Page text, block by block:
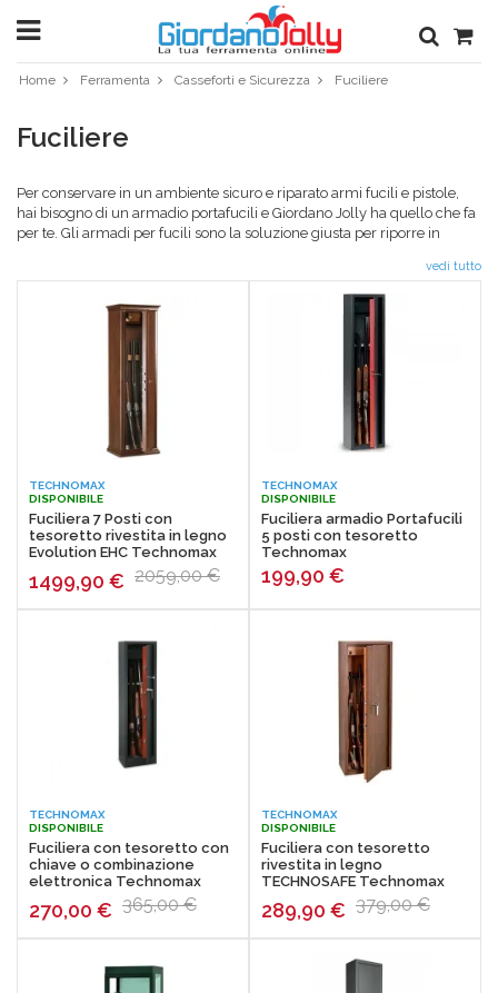
Home Ferramenta Casseforti e Sicurezza Fuciliere
Fuciliere
Per conservare in un ambiente sicuro e riparato armi fucili e pistole,
hai bisogno di un armadio portafucili e Giordano Jolly ha quello che fa
per te. Gli armadi per fucili sono la soluzione giusta per riporre in
conformi alle normative vigenti. Giordano Jolly ti aiuta a trovare il
portafucili perfetto per te. Le fuciliere sono pensate per ottimizzare gli
spazi preservando le armi. Sono dei veri e propri armadi blindati, il
design e la qualità dei portafucili si adattano perfettamente allo stile
della tua casa. Da anni Giordano Jolly si offre di portare nelle nostre
case la migliore ferramenta seleziondo le più importanti marche al
miglior prezzo. Online trovi tutti i prodotti perfetti per la sicurezza della
tua casa. Scegli i portafucili blindati pensati per te e per la
. Sfoglia il catalogo di Giordano Jolly.
vedi tutto
TECHNOMAX
DISPONIBILE
Fuciliera 7 Posti con
tesoretto rivestita in legno
Evolution EHC Technomax
1499,90 € 2059,00 €
TECHNOMAX
DISPONIBILE
Fuciliera armadio Portafucili
5 posti con tesoretto
Technomax
199,90 €
TECHNOMAX
DISPONIBILE
Fuciliera con tesoretto con
chiave o combinazione
elettronica Technomax
270,00 € 365,00 €
TECHNOMAX
DISPONIBILE
Fuciliera con tesoretto
rivestita in legno
TECHNOSAFE Technomax
289,90 € 379,00 €